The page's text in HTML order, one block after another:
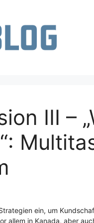
III –
ein, um
allem in Kanada, aber